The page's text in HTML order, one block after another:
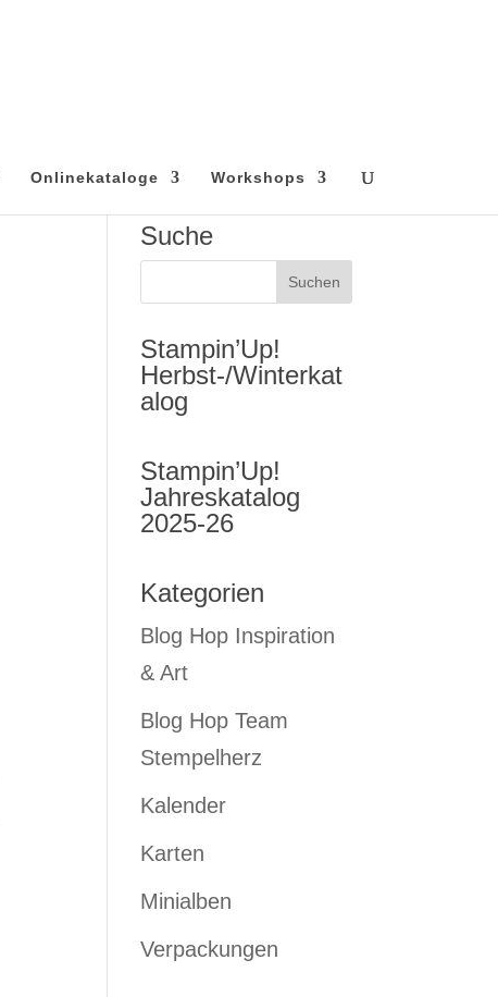
Onlinekataloge Workshops
Suche
Stampin’Up!
Herbst-/Winterkat
alog
Stampin’Up!
Jahreskatalog
2025-26
Kategorien
Blog Hop Inspiration
& Art
Blog Hop Team
Stempelherz
Kalender
Karten
Minialben
Verpackungen